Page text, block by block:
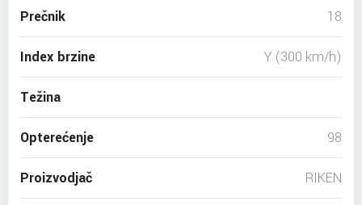
Prečnik 18
Index brzine Y (300 km/h)
Težina
Opterećenje 98
Proizvodjač RIKEN